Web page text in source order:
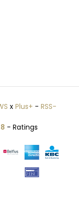
xPlus+ -RSS-
- Ratings